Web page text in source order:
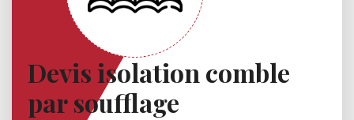
Devis isolation comble
par soufflage